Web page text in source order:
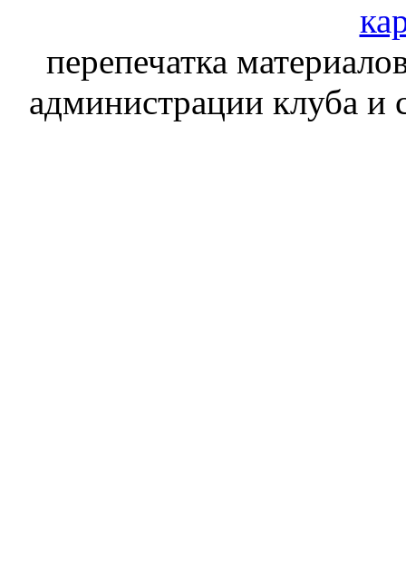
перепечатка
администрации клуба и